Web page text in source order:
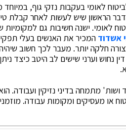
לאומי בעקבות נזקי גוף,
הראשון שיש לעשות לאחר קבלת
לאומי. ישנה חשיבות גם
אשדוד המכיר את האנשים בעלי
חלקה יותר. מעבר לכך חשוב
נחוש וערני שישים לב היטב כיצד
מתמחה בדיני נזיקין ועבודה.
או מעסיקים ומקומות עבודה.